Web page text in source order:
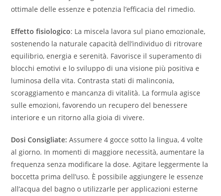
ottimale delle essenze e potenzia l’efficacia del rimedio.
Effetto fisiologico: La miscela lavora sul piano emozionale,
sostenendo la naturale capacità dell’individuo di ritrovare
equilibrio, energia e serenità. Favorisce il superamento di
blocchi emotivi e lo sviluppo di una visione più positiva e
luminosa della vita. Contrasta stati di malinconia,
scoraggiamento e mancanza di vitalità. La formula agisce
sulle emozioni, favorendo un recupero del benessere
interiore e un ritorno alla gioia di vivere.
Dosi Consigliate: Assumere 4 gocce sotto la lingua, 4 volte
al giorno. In momenti di maggiore necessità, aumentare la
frequenza senza modificare la dose. Agitare leggermente la
boccetta prima dell’uso. È possibile aggiungere le essenze
all’acqua del bagno o utilizzarle per applicazioni esterne